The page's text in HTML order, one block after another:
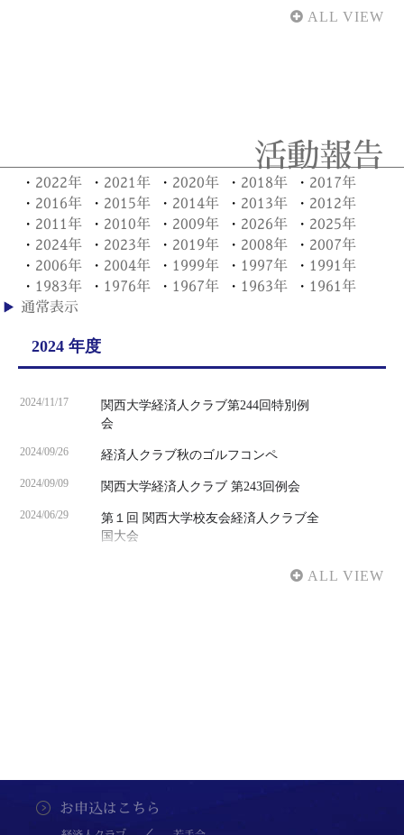
2026年2月2日（月）第249回例会のご案内
2025/10/02
2025年11月10日（月）第248回例会のご案内
2025/08/01
2025年9月8日（月）第247回例会のご案内
2025/07/11
2025年9月11日（木）経済人クラブ秋のゴルフコン
ペ開催
2025/01/09
２０２５年２月３日（月）第２４５回例会のご案内
人クラブ全国大会のご案内
2024/03/13
活動報告
・ 2022年 ・ 2021年 ・ 2020年 ・ 2018年 ・ 2017年
・ 2016年 ・ 2015年 ・ 2014年 ・ 2013年 ・ 2012年
・ 2011年 ・ 2010年 ・ 2009年 ・ 2026年 ・ 2025年
・ 2024年 ・ 2023年 ・ 2019年 ・ 2008年 ・ 2007年
・ 2006年 ・ 2004年 ・ 1999年 ・ 1997年 ・ 1991年
・ 1983年 ・ 1976年 ・ 1967年 ・ 1963年 ・ 1961年
通常表示
2024 年度
2024/11/17
関西大学経済人クラブ第244回特別例
会
2024/09/26 経済人クラブ秋のゴルフコンペ
2024/09/09 関西大学経済人クラブ 第243回例会
2024/06/29
第１回 関西大学校友会経済人クラブ全
国大会
関西大学経済人クラブ第242回例会・
お申込はこちら